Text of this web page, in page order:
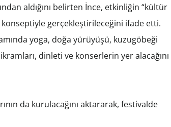
aldığını belirten İnce, etkinliğin “kültür
konseptiyle gerçekleştirileceğini ifade etti.
yoga, doğa yürüyüşü, kuzugöbeği
dinleti ve konserlerin yer alacağını
da kurulacağını aktararak, festivalde